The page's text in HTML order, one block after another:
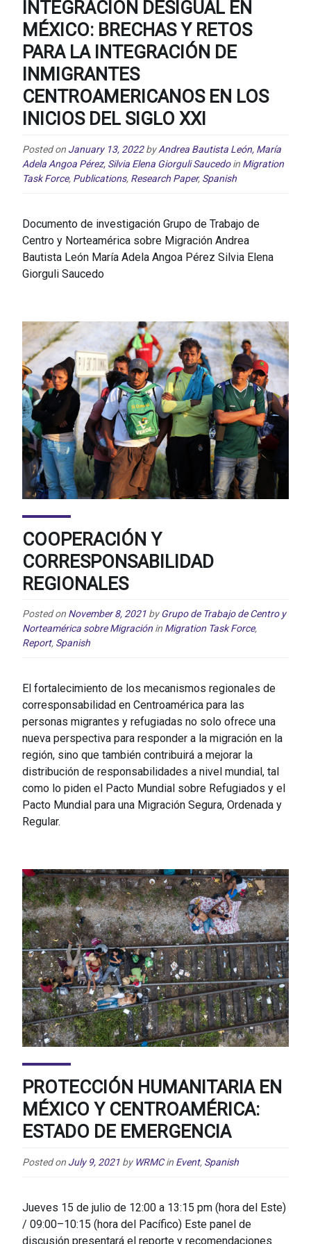
INTEGRACIÓN DESIGUAL EN
MÉXICO: BRECHAS Y RETOS
PARA LA INTEGRACIÓN DE
INMIGRANTES
CENTROAMERICANOS EN LOS
INICIOS DEL SIGLO XXI
Posted on January 13, 2022 by Andrea Bautista León, María
Adela Angoa Pérez, Silvia Elena Giorguli Saucedo in Migration
Task Force, Publications, Research Paper, Spanish
Documento de investigación Grupo de Trabajo de
Centro y Norteamérica sobre Migración Andrea
Bautista León María Adela Angoa Pérez Silvia Elena
Giorguli Saucedo
COOPERACIÓN Y
CORRESPONSABILIDAD
REGIONALES
Posted on November 8, 2021 by Grupo de Trabajo de Centro y
Norteamérica sobre Migración in Migration Task Force,
Report, Spanish
El fortalecimiento de los mecanismos regionales de
corresponsabilidad en Centroamérica para las
personas migrantes y refugiadas no solo ofrece una
nueva perspectiva para responder a la migración en la
región, sino que también contribuirá a mejorar la
distribución de responsabilidades a nivel mundial, tal
como lo piden el Pacto Mundial sobre Refugiados y el
Pacto Mundial para una Migración Segura, Ordenada y
Regular.
PROTECCIÓN HUMANITARIA EN
MÉXICO Y CENTROAMÉRICA:
ESTADO DE EMERGENCIA
Posted on July 9, 2021 by WRMC in Event, Spanish
Jueves 15 de julio de 12:00 a 13:15 pm (hora del Este)
/ 09:00–10:15 (hora del Pacífico) Este panel de
discusión presentará el reporte y recomendaciones